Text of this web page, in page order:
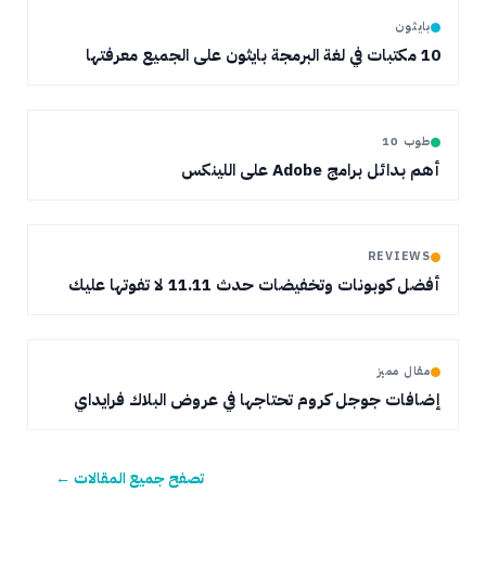
بايثون
10 مكتبات في لغة البرمجة بايثون على الجميع معرفتها
طوب 10
أهم بدائل برامج Adobe على اللينكس
REVIEWS
أفضل كوبونات وتخفيضات حدث 11.11 لا تفوتها عليك
مقال مميز
إضافات جوجل كروم تحتاجها في عروض البلاك فرايداي
تصفح جميع المقالات ←